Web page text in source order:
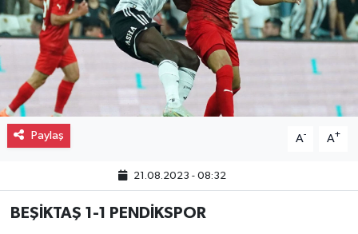
Paylaş A- A+
21.08.2023 - 08:32
BEŞİKTAŞ 1-1 PENDİKSPOR
Gayrimenkul
Spor
Eğitim